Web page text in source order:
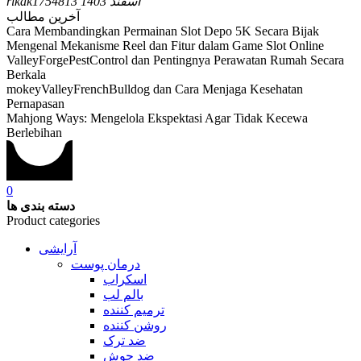
آخرین مطالب
Cara Membandingkan Permainan Slot Depo 5K Secara Bijak
Mengenal Mekanisme Reel dan Fitur dalam Game Slot Online
ValleyForgePestControl dan Pentingnya Perawatan Rumah Secara
Berkala
mokeyValleyFrenchBulldog dan Cara Menjaga Kesehatan
Pernapasan
Mahjong Ways: Mengelola Ekspektasi Agar Tidak Kecewa
Berlebihan
0
دسته بندی ها
Product categories
آرایشی
درمان پوست
اسکراب
بالم لب
ترمیم کننده
روشن کننده
ضد ترک
ضد جوش